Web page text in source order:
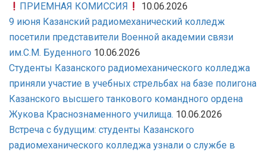
ПРИЕМНАЯ КОМИССИЯ
10.06.2026
9 июня Казанский радиомеханический колледж
посетили представители Военной академии связи
им.С.М. Буденного 10.06.2026
Студенты Казанского радиомеханического колледжа
приняли участие в учебных стрельбах на базе полигона
Казанского высшего танкового командного ордена
Жукова Краснознаменного училища. 10.06.2026
Встреча с будущим: студенты Казанского
радиомеханического колледжа узнали о службе в